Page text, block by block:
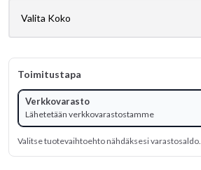
Toimitustapa
Verkkovarasto
Lähetetään verkkovarastostamme
Valitse tuotevaihtoehto nähdäksesi varastosaldo.